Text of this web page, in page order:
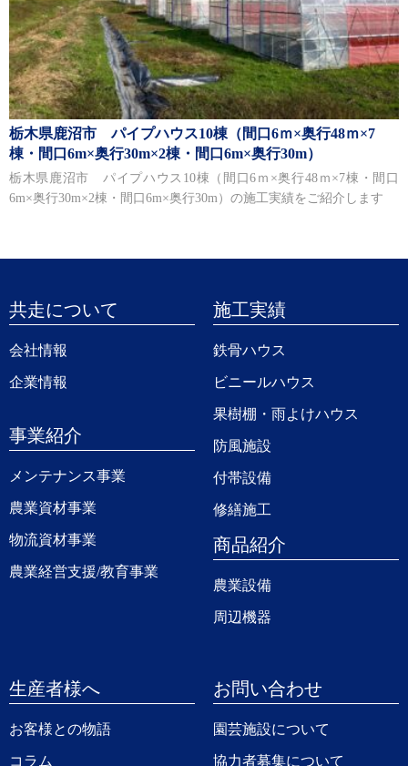
栃木県鹿沼市 パイプハウス10棟（間口6ｍ×奥行48ｍ×7
棟・間口6m×奥行30m×2棟・間口6m×奥行30m）
栃木県鹿沼市 パイプハウス10棟（間口6ｍ×奥行48ｍ×7棟・間口
6m×奥行30m×2棟・間口6m×奥行30m）の施工実績をご紹介します
共走について
会社情報
企業情報
事業紹介
メンテナンス事業
農業資材事業
物流資材事業
農業経営支援/教育事業
施工実績
鉄骨ハウス
ビニールハウス
果樹棚・雨よけハウス
防風施設
付帯設備
修繕施工
商品紹介
農業設備
周辺機器
生産者様へ
お客様との物語
コラム
お問い合わせ
園芸施設について
協力者募集について